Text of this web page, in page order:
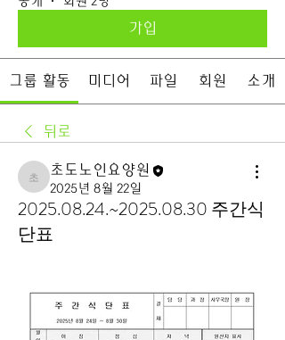
가입
그룹 활동 미디어 파일 회원 소개
뒤로
초도노인요양원
초도노인요양원
2025년 8월 22일
2025.08.24.~2025.08.30 주간식
단표